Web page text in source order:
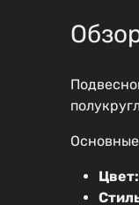
Основные
Цвет: